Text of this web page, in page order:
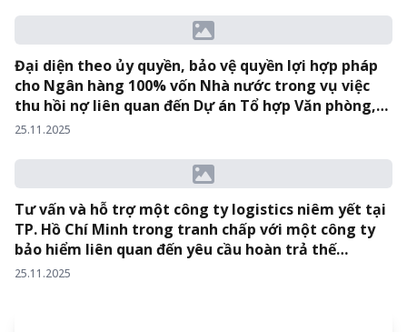
Đại diện theo ủy quyền, bảo vệ quyền lợi hợp pháp
cho Ngân hàng 100% vốn Nhà nước trong vụ việc
thu hồi nợ liên quan đến Dự án Tổ hợp Văn phòng,
Khách sạn, Căn hộ HATTOCO…
25.11.2025
Tư vấn và hỗ trợ một công ty logistics niêm yết tại
TP. Hồ Chí Minh trong tranh chấp với một công ty
bảo hiểm liên quan đến yêu cầu hoàn trả thế
quyền…
25.11.2025